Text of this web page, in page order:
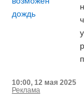
10:00, 12 мая 2025
Реклама